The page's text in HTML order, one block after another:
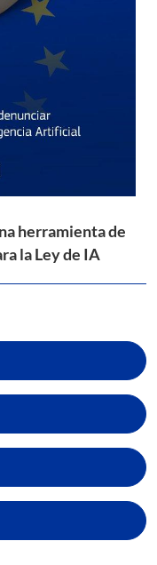
herramienta de
la Ley de IA